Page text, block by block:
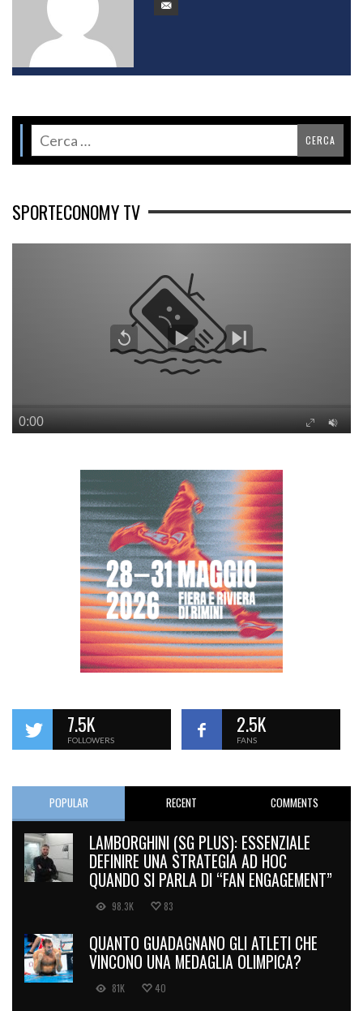
SPORTECONOMY TV
7.5K
FOLLOWERS
2.5K
FANS
POPULAR RECENT COMMENTS
LAMBORGHINI (SG PLUS): ESSENZIALE
DEFINIRE UNA STRATEGIA AD HOC
QUANDO SI PARLA DI “FAN ENGAGEMENT”
98.3K 83
QUANTO GUADAGNANO GLI ATLETI CHE
VINCONO UNA MEDAGLIA OLIMPICA?
81K 40